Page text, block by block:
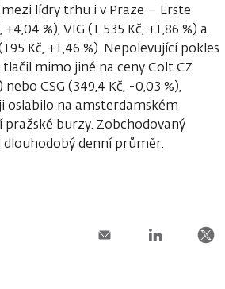
lídry trhu i v Praze – Erste
%), VIG (1 535 Kč, +1,86 %) a
Kč, +1,46 %). Nepolevující pokles
mimo jiné na ceny Colt CZ
CSG (349,4 Kč, -0,03 %),
oslabilo na amsterdamském
burzy. Zobchodovaný
denní průměr.